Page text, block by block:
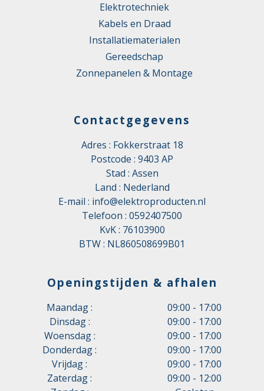
Elektrotechniek
Kabels en Draad
Installatiematerialen
Gereedschap
Zonnepanelen & Montage
Contactgegevens
Adres : Fokkerstraat 18
Postcode : 9403 AP
Stad : Assen
Land : Nederland
E-mail : info@elektroproducten.nl
Telefoon : 0592407500
KvK : 76103900
BTW : NL860508699B01
Openingstijden & afhalen
Maandag :
09:00 - 17:00
Dinsdag :
09:00 - 17:00
Woensdag :
09:00 - 17:00
Donderdag :
09:00 - 17:00
Vrijdag :
09:00 - 17:00
Zaterdag :
09:00 - 12:00